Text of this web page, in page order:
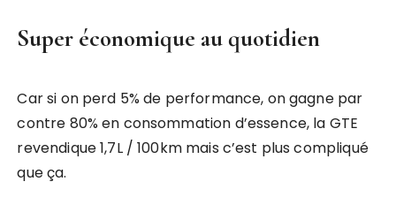
Super économique au quotidien
Car si on perd 5% de performance, on gagne par
contre 80% en consommation d’essence, la GTE
revendique 1,7L / 100km mais c’est plus compliqué
que ça.